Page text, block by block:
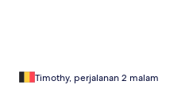
Timothy, perjalanan 2 malam